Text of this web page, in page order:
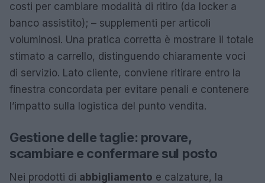
costi per cambiare modalità di ritiro (da locker a
banco assistito); – supplementi per articoli
voluminosi. Una pratica corretta è mostrare il totale
stimato a carrello, distinguendo chiaramente voci
di servizio. Lato cliente, conviene ritirare entro la
finestra concordata per evitare penali e contenere
l’impatto sulla logistica del punto vendita.
Gestione delle taglie: provare,
scambiare e confermare sul posto
Nei prodotti di abbigliamento e calzature, la